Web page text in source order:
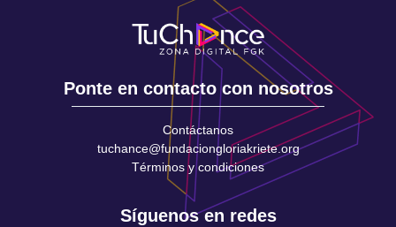
Ponte en contacto con nosotros
Contáctanos
tuchance@fundaciongloriakriete.org
Términos y condiciones
Síguenos en redes